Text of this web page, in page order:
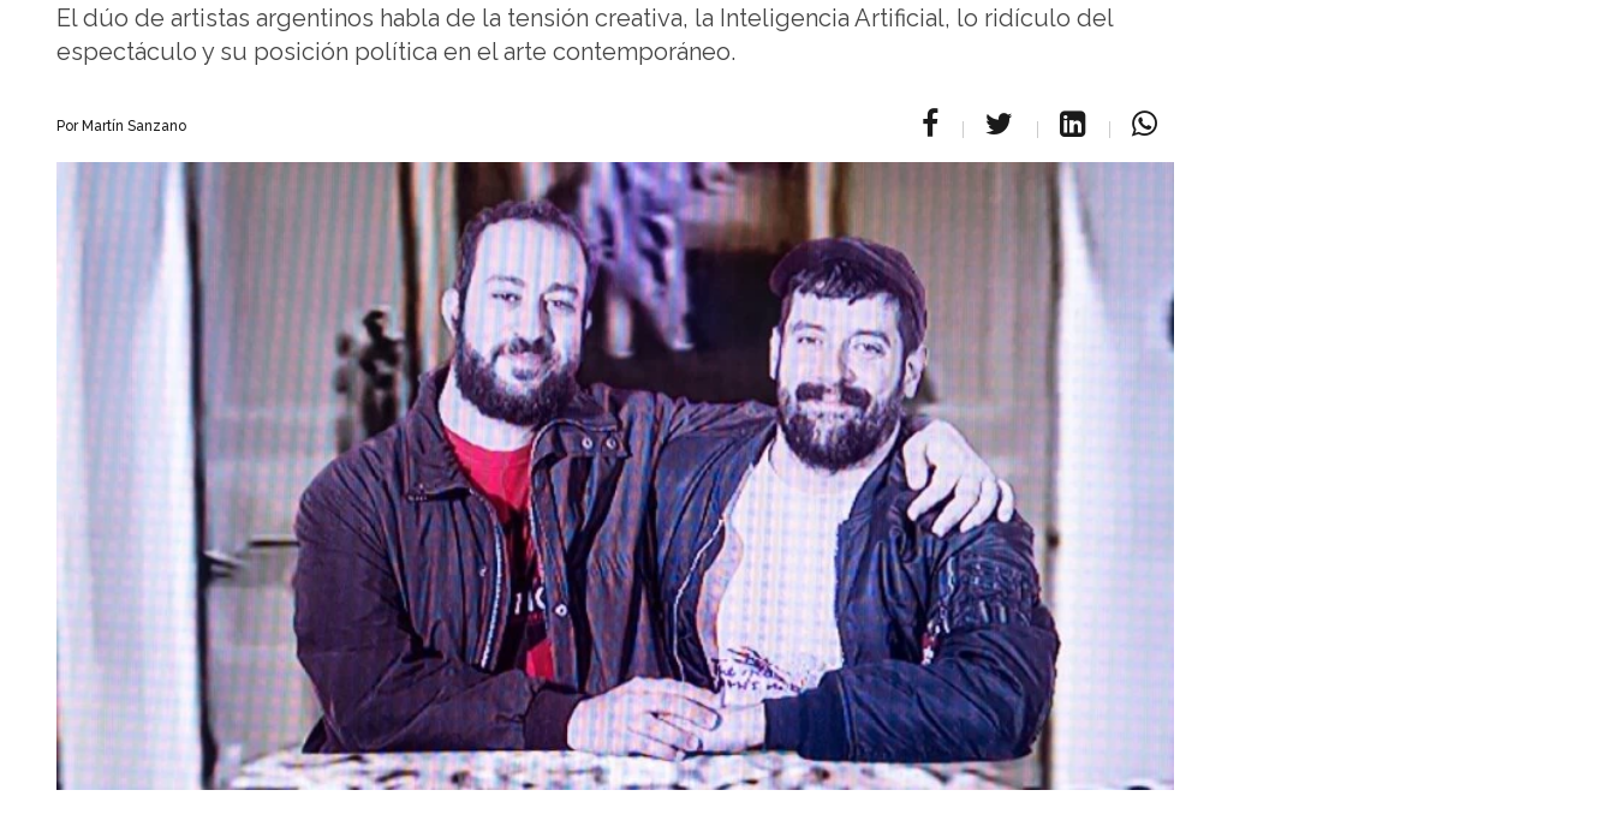
El dúo de artistas argentinos habla de la tensión creativa, la Inteligencia Artificial, lo ridículo del
espectáculo y su posición política en el arte contemporáneo.
Por Martín Sanzano